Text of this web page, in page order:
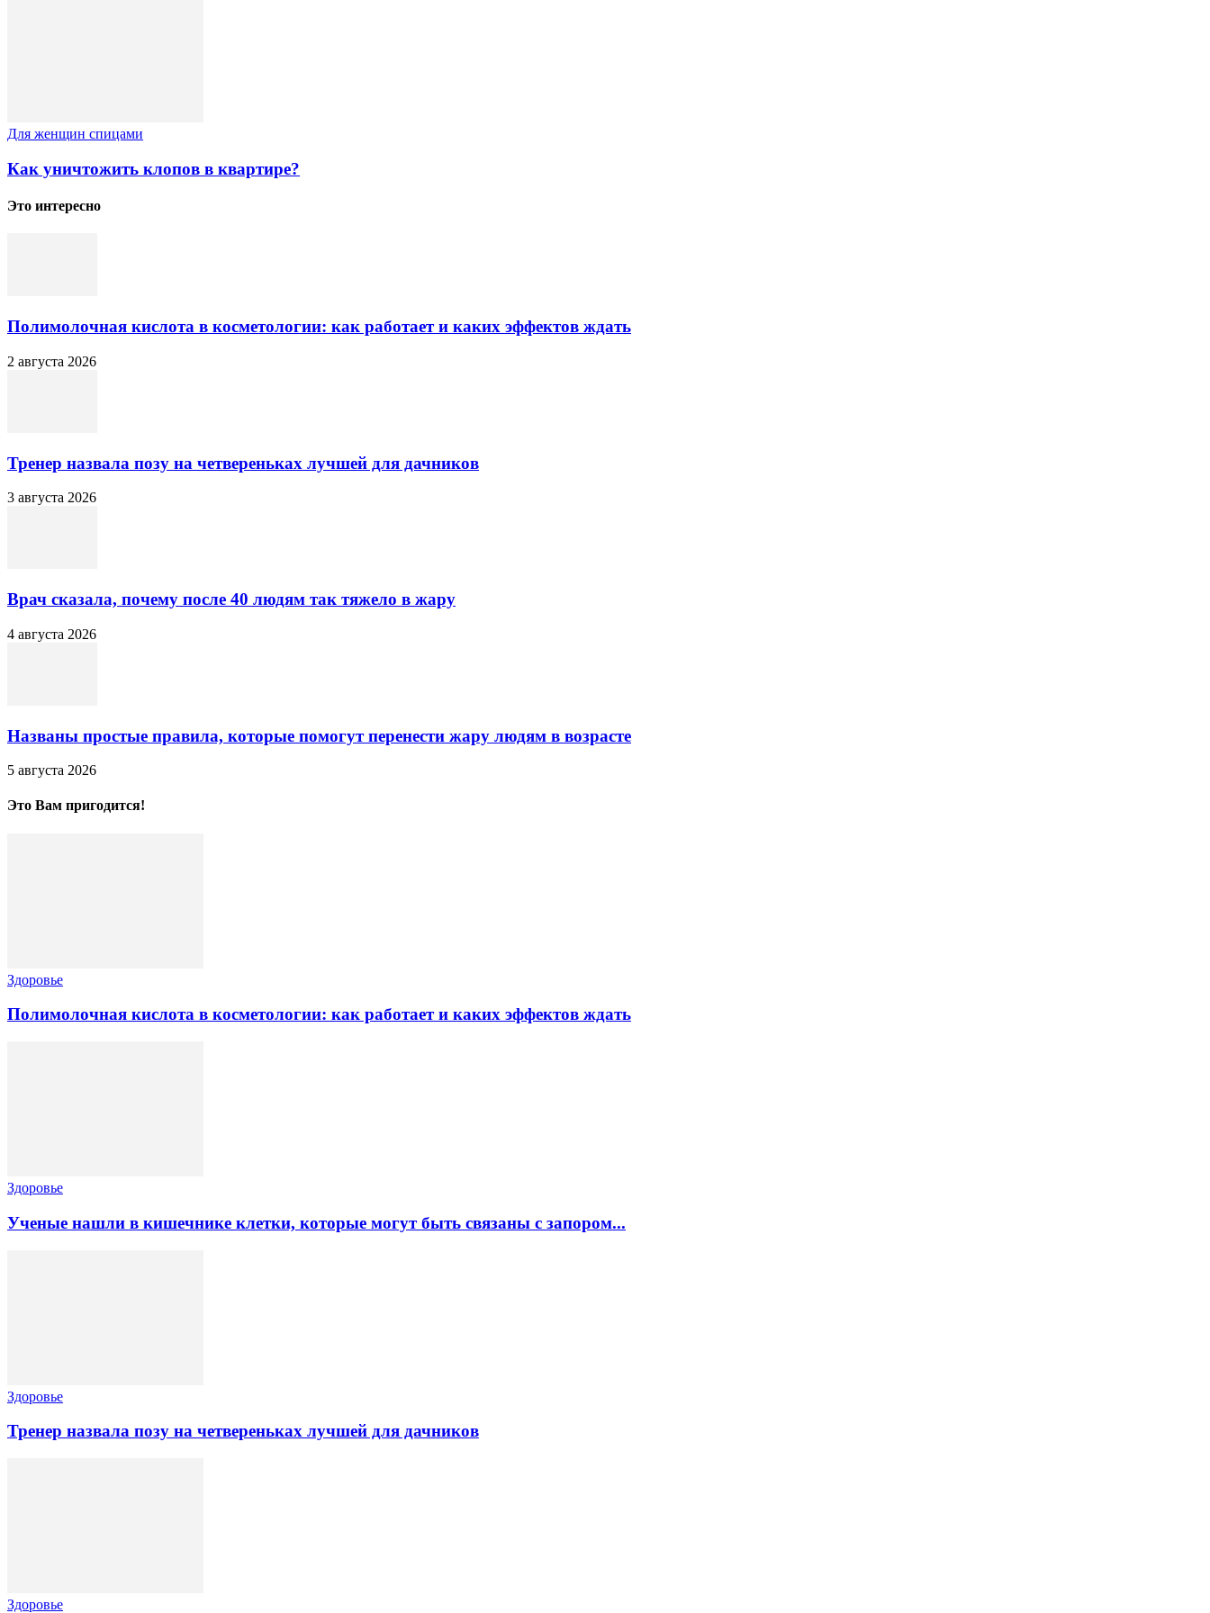
Для женщин спицами
Как уничтожить клопов в квартире?
Это интересно
Полимолочная кислота в косметологии: как работает и каких эффектов ждать
2 августа 2026
Тренер назвала позу на четвереньках лучшей для дачников
3 августа 2026
Врач сказала, почему после 40 людям так тяжело в жару
4 августа 2026
Названы простые правила, которые помогут перенести жару людям в возрасте
5 августа 2026
Это Вам пригодится!
Здоровье
Полимолочная кислота в косметологии: как работает и каких эффектов ждать
Здоровье
Ученые нашли в кишечнике клетки, которые могут быть связаны с запором...
Здоровье
Тренер назвала позу на четвереньках лучшей для дачников
Здоровье